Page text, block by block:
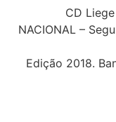
CD
NACIONAL –
Edição 2018.